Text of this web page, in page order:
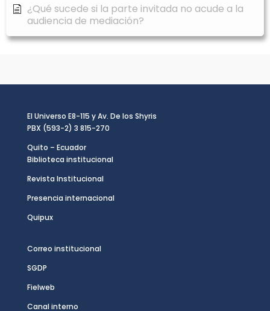
¿Qué sucede si la parte invitada no acude a la
audiencia de mediación?
El Universo E8-115 y Av. De los Shyris
PBX (593-2) 3 815-270
Quito – Ecuador
Biblioteca institucional
Revista Institucional
Presencia internacional
Quipux
Correo institucional
SGDP
Fielweb
Canal interno